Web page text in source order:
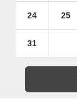
24 25
31